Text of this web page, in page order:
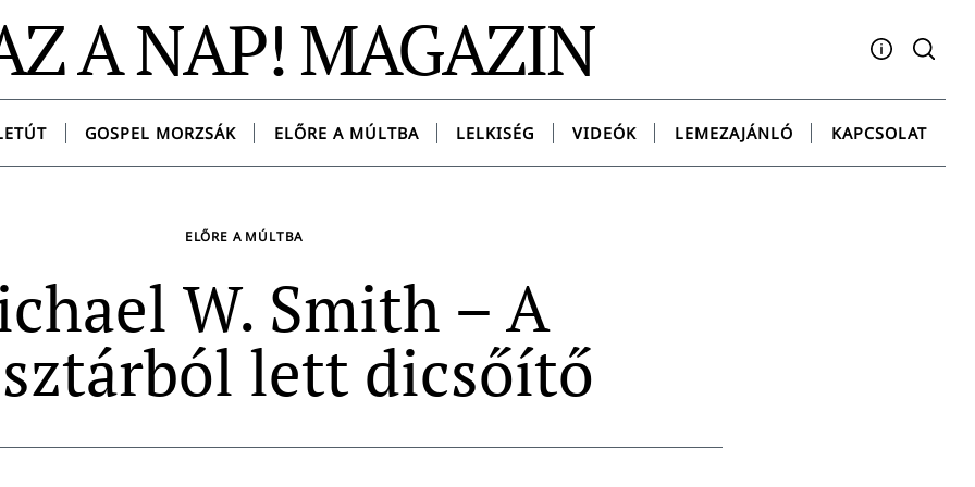
A NAP! MAGAZIN
Facebook
YouTubeInstagram
TwitterSpotify
GOSPEL MORZSÁK ELŐRE A MÚLTBA LELKISÉG VIDEÓK LEMEZAJÁNLÓ KAPCSOLAT
ELŐRE A MÚLTBA
W. Smith – A
lett dicsőítő